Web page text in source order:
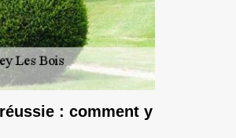
: comment y